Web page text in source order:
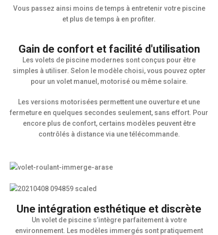
Vous passez ainsi moins de temps à entretenir votre piscine
et plus de temps à en profiter.
Gain de confort et facilité d'utilisation
Les volets de piscine modernes sont conçus pour être
simples à utiliser. Selon le modèle choisi, vous pouvez opter
pour un volet manuel, motorisé ou même solaire.
Les versions motorisées permettent une ouverture et une
fermeture en quelques secondes seulement, sans effort. Pour
encore plus de confort, certains modèles peuvent être
contrôlés à distance via une télécommande.
Une intégration esthétique et discrète
Un volet de piscine s’intègre parfaitement à votre
environnement. Les modèles immergés sont pratiquement